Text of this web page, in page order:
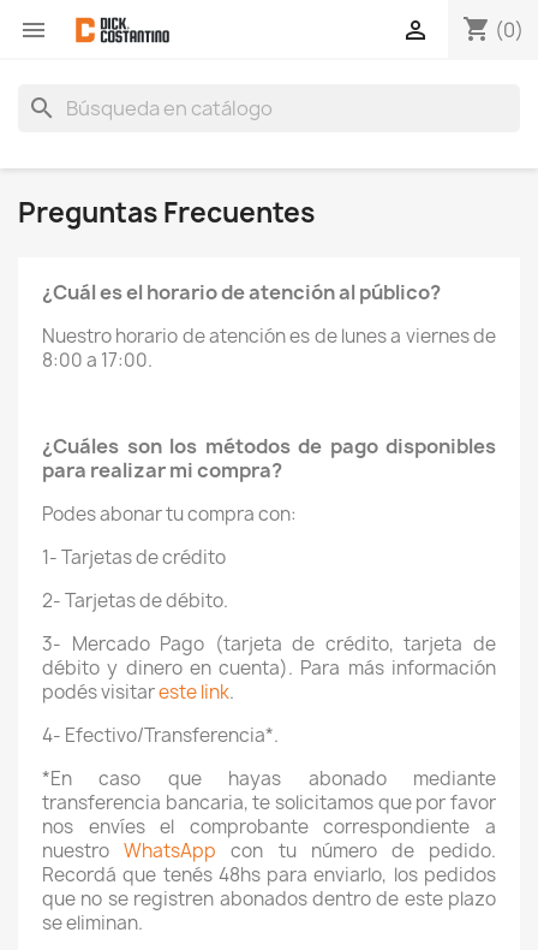
 shopping_cart (0)

search
Preguntas Frecuentes
¿Cuál es el horario de atención al público?
Nuestro horario de atención es de lunes a viernes de
8:00 a 17:00.
¿Cuáles son los métodos de pago disponibles
para realizar mi compra?
Podes abonar tu compra con:
1- Tarjetas de crédito
2- Tarjetas de débito.
3- Mercado Pago (tarjeta de crédito, tarjeta de
débito y dinero en cuenta). Para más información
podés visitareste link.
4- Efectivo/Transferencia*.
*En caso que hayas abonado mediante
transferencia bancaria, te solicitamos que por favor
nos envíes el comprobante correspondiente a
nuestroWhatsApp con tu número de pedido.
Recordá que tenés 48hs para enviarlo, los pedidos
que no se registren abonados dentro de este plazo
se eliminan.